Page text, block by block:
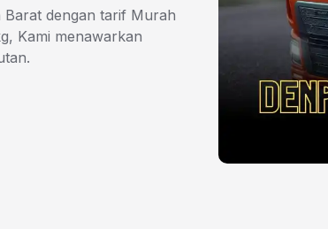
Barat dengan tarif Murah
Kami menawarkan